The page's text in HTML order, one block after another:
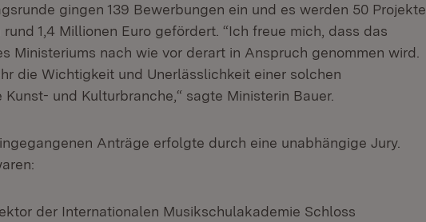
gingen 139 Bewerbungen ein und es werden 50 Projekte
1,4 Millionen Euro gefördert. “Ich freue mich, dass das
Ministeriums nach wie vor derart in Anspruch genommen wird.
die Wichtigkeit und Unerlässlichkeit einer solchen
und Kulturbranche,“ sagte Ministerin Bauer.
Anträge erfolgte durch eine unabhängige Jury.
der Internationalen Musikschulakademie Schloss